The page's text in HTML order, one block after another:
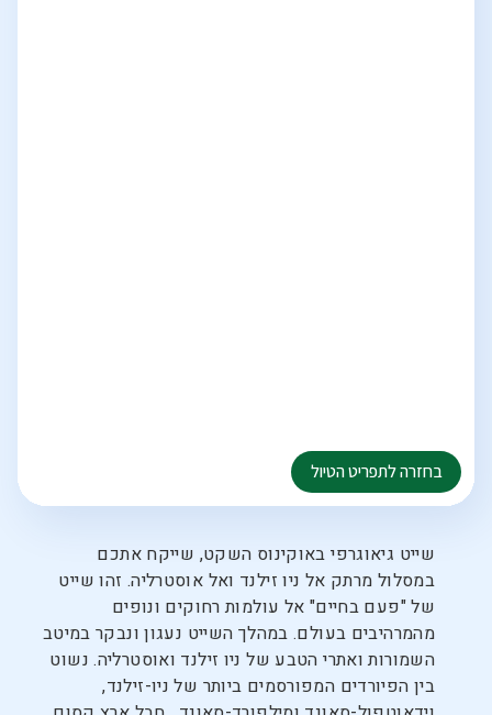
שייט גיאוגרפי באוקינוס השקט, שייקח אתכם
במסלול מרתק אל ניו זילנד ואל אוסטרליה. זהו שייט
של "פעם בחיים" אל עולמות רחוקים ונופים
מהמרהיבים בעולם. במהלך השייט נעגון ונבקר במיטב
השמורות ואתרי הטבע של ניו זילנד ואוסטרליה. נשוט
בין הפיורדים המפורסמים ביותר של ניו-זילנד,